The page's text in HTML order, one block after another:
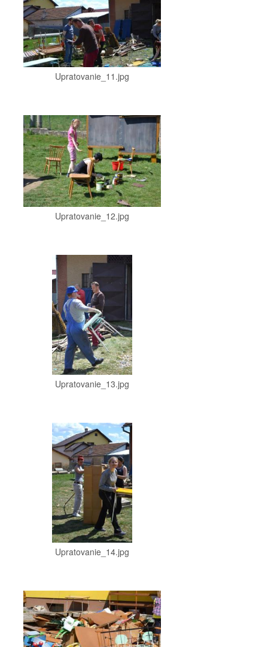
Upratovanie_11.jpg
Upratovanie_12.jpg
Upratovanie_13.jpg
Upratovanie_14.jpg